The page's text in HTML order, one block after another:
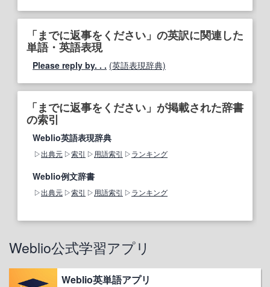
「までに返事をください」の英訳に関連した
単語・英語表現
Please reply by. . . (英語表現辞典)
「までに返事をください」が掲載された辞書
の索引
Weblio英語表現辞典
出典元 索引 用語索引 ランキング
Weblio例文辞書
出典元 索引 用語索引 ランキング
Weblio公式学習アプリ
Weblio英単語アプリ